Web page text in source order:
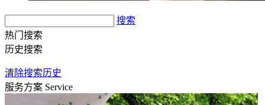
搜索
热门搜索
历史搜索
清除搜索历史
服务方案 Service